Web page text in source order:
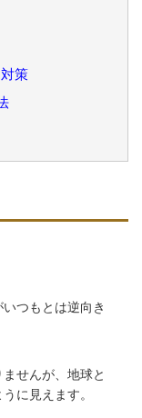
策
つもとは逆向き
せんが、地球と
に見えます。